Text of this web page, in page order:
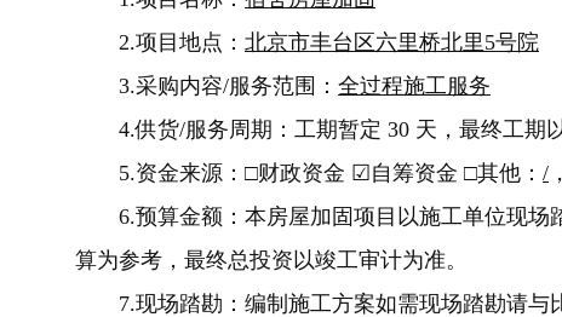
2.项目地点： 北京市丰台区六里桥北里5号院
3.采购内容/服务范围： 全过程施工服务
4.供货/服务周期： 工期暂定 30 天 ，最终工期
5.资金来源：□财政资金 ☑ 自筹资金 □其他： /
6.预算金额：本房屋加固项目以施工单位现
算为参考，最终总投资以竣工审计为准。
7.现场踏勘：编制施工方案如需现场踏勘请与